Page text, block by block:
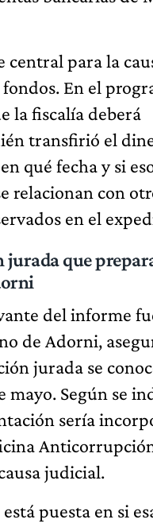
para la
En el
la fiscalía deberá
transfirió el
qué fecha y si
relacionan con
en el
jurada que
del informe
de Adorni,
jurada se
mayo. Según se
sería
judicial.
puesta en si